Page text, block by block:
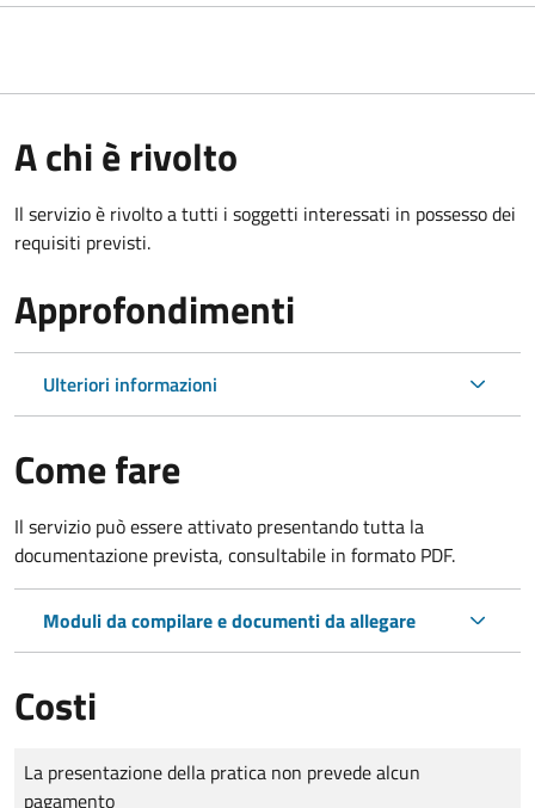
A chi è rivolto
Il servizio è rivolto a tutti i soggetti interessati in possesso dei
requisiti previsti.
Approfondimenti
Ulteriori informazioni
Come fare
Il servizio può essere attivato presentando tutta la
documentazione prevista, consultabile in formato PDF.
Moduli da compilare e documenti da allegare
Costi
Tipo di pagamento
Importo
La presentazione della pratica non prevede alcun
pagamento